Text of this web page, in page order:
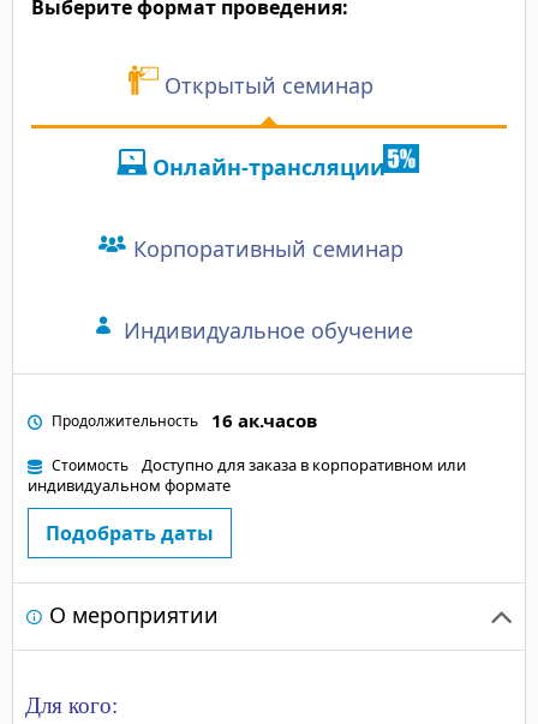
Выберите формат проведения:
Открытый семинар
Онлайн-трансляции
Корпоративный семинар
Индивидуальное обучение
Продолжительность 16 ак.часов
Стоимость
Доступно для заказа в корпоративном или
индивидуальном формате
Подобрать даты
О мероприятии
Для кого:
ITC Group о
"Преподаватель
объяснил. Четко
другому осмыслил
Стал лучше понимать
моменты
"Преподаватель дал
• "Интерес к